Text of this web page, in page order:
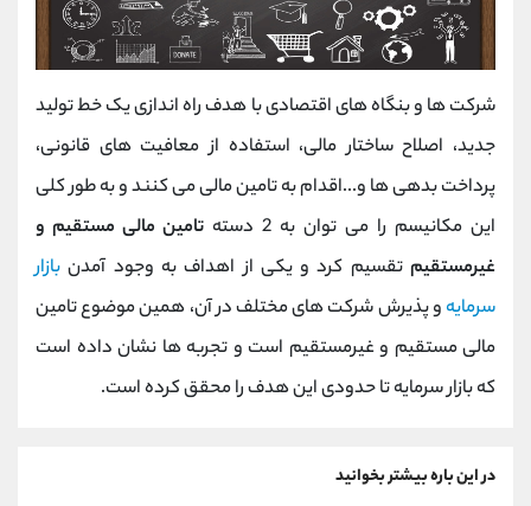
شرکت ها و بنگاه های اقتصادی با هدف راه اندازی یک خط تولید
جدید، اصلاح ساختار مالی، استفاده از معافیت های قانونی،
پرداخت بدهی ها و...اقدام به تامین مالی می کنند و به طور کلی
این مکانیسم را می توان به 2 دسته
تامین مالی مستقیم و
غیرمستقیم تقسیم کرد و یکی از اهداف به وجود آمدن بازار
سرمایه و پذیرش شرکت های مختلف در آن، همین موضوع تامین
مالی مستقیم و غیرمستقیم است و تجربه ها نشان داده است
که بازار سرمایه تا حدودی این هدف را محقق کرده است.
در این باره بیشتر بخوانید